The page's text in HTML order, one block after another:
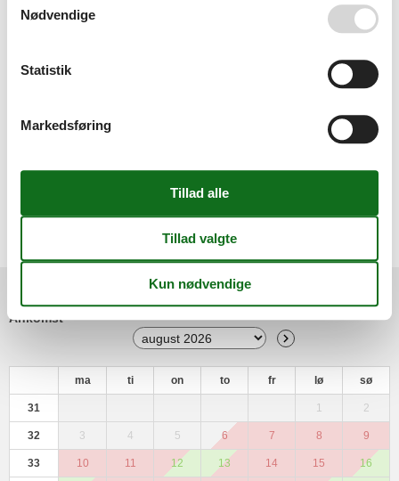
Ovn
Separat køkken
Toaster
Miniferie
Der er mulighed for miniferie hele året.
Kalender
Ankomst
ma ti on to fr lø sø
31 1 2
32 3 4 5 6 7 8 9
33 10 11 12 13 14 15 16
Nødvendige
Statistik
Markedsføring